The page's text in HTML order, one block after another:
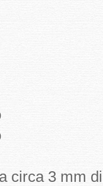
circa 3 mm